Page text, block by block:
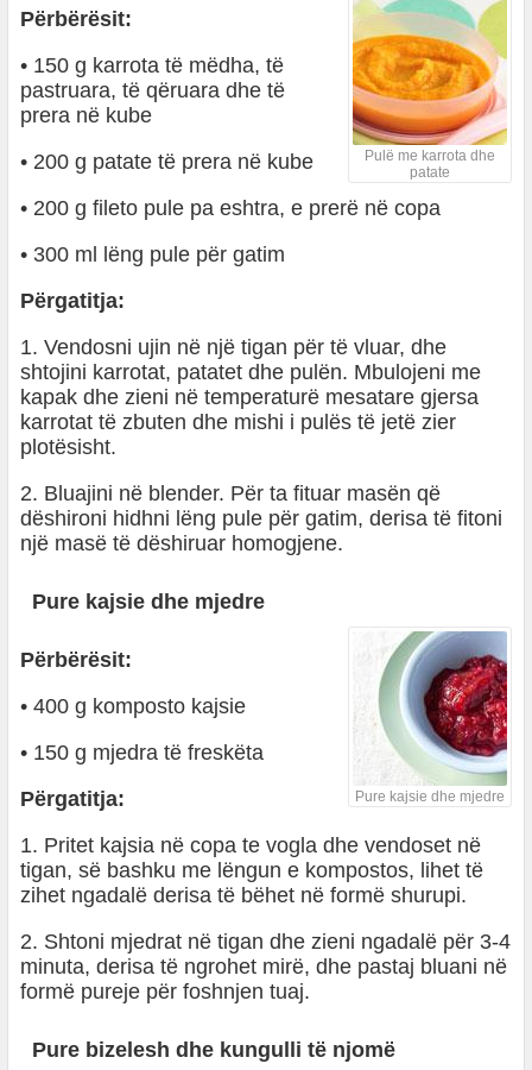
Pulë me karrota dhe
patate
Përbërësit:
• 150 g karrota të mëdha, të
pastruara, të qëruara dhe të
prera në kube
• 200 g patate të prera në kube
• 200 g fileto pule pa eshtra, e prerë në copa
• 300 ml lëng pule për gatim
Përgatitja:
1. Vendosni ujin në një tigan për të vluar, dhe
shtojini karrotat, patatet dhe pulën. Mbulojeni me
kapak dhe zieni në temperaturë mesatare gjersa
karrotat të zbuten dhe mishi i pulës të jetë zier
plotësisht.
2. Bluajini në blender. Për ta fituar masën që
dëshironi hidhni lëng pule për gatim, derisa të fitoni
një masë të dëshiruar homogjene.
Pure kajsie dhe mjedre
Pure kajsie dhe mjedre
Përbërësit:
• 400 g komposto kajsie
• 150 g mjedra të freskëta
Përgatitja:
1. Pritet kajsia në copa te vogla dhe vendoset në
tigan, së bashku me lëngun e kompostos, lihet të
zihet ngadalë derisa të bëhet në formë shurupi.
2. Shtoni mjedrat në tigan dhe zieni ngadalë për 3-4
minuta, derisa të ngrohet mirë, dhe pastaj bluani në
formë pureje për foshnjen tuaj.
Pure bizelesh dhe kungulli të njomë